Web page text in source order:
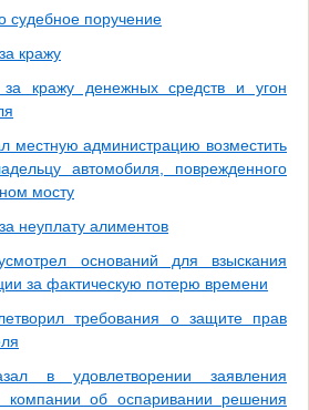
судебное поручение
кражу
за кражу денежных средств и угон
местную администрацию возместить
автомобиля, поврежденного
мосту
неуплату алиментов
оснований для взыскания
за фактическую потерю времени
требования о защите прав
в удовлетворении заявления
компании об оспаривании решения